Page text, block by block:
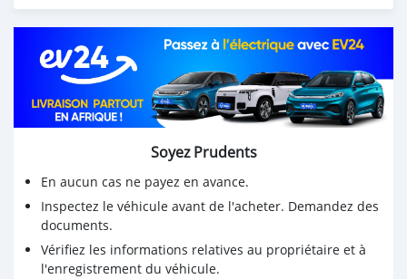
Moteur : 6 cylindres et très très en forme
5 PLACES
Soyez Prudents
En aucun cas ne payez en avance.
Inspectez le véhicule avant de l'acheter. Demandez des
documents.
Vérifiez les informations relatives au propriétaire et à
l'enregistrement du véhicule.